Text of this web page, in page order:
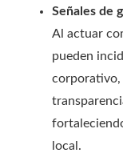
Señales de
Al actuar
pueden
corporativo,
local.